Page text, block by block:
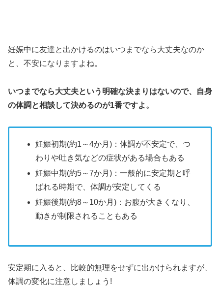
妊娠中に友達と出かけるのはいつまでなら大丈夫なのか
と、不安になりますよね。
いつまでなら大丈夫という明確な決まりはないので、自身
の体調と相談して決めるのが1番ですよ。
妊娠初期(約1～4か月)：体調が不安定で、つ
わりや吐き気などの症状がある場合もある
妊娠中期(約5～7か月)：一般的に安定期と呼
ばれる時期で、体調が安定してくる
妊娠後期(約8～10か月)：お腹が大きくなり、
動きが制限されることもある
安定期に入ると、比較的無理をせずに出かけられますが、
体調の変化に注意しましょう!